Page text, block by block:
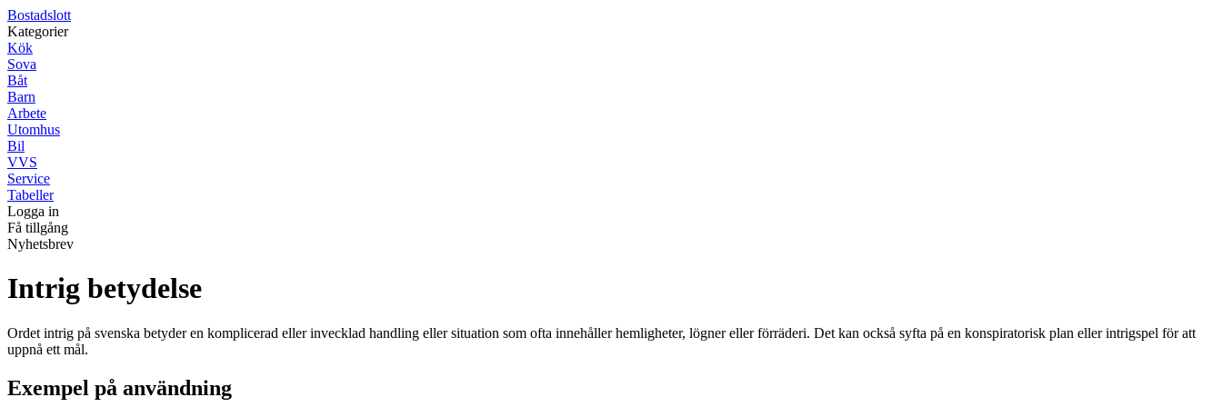
Bostadslott
Kategorier
Kök
Sova
Båt
Barn
Arbete
Utomhus
Bil
VVS
Service
Tabeller
Logga in
Få tillgång
Nyhetsbrev
Intrig betydelse
Ordet intrig på svenska betyder en komplicerad eller invecklad handling eller situation som ofta innehåller hemligheter, lögner eller förräderi. Det kan också syfta på en konspiratorisk plan eller intrigspel för att
uppnå ett mål.
Exempel på användning